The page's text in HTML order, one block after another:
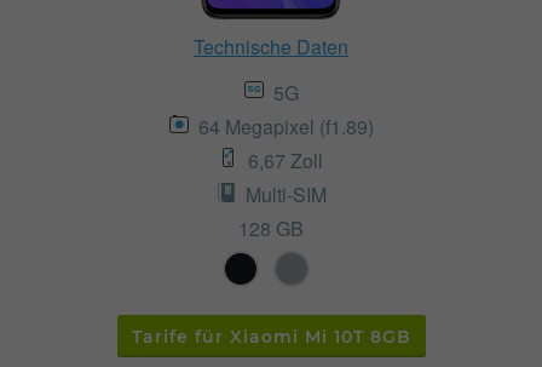
Technische Daten
5G
64 Megapixel (f1.89)
6,67 Zoll
Multi-SIM
128 GB
Tarife für Xiaomi Mi 10T 8GB